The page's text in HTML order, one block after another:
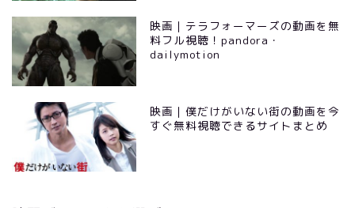
映画｜テラフォーマーズの動画を無
料フル視聴！pandora・
dailymotion
映画｜僕だけがいない街の動画を今
すぐ無料視聴できるサイトまとめ